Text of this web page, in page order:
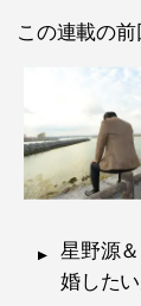
この連載の
星野源
婚した